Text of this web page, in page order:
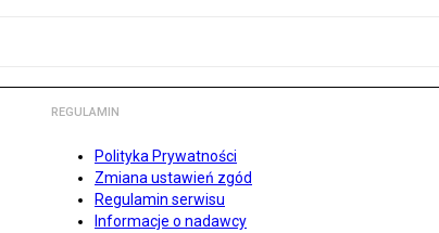
REGULAMIN
Polityka Prywatności
Zmiana ustawień zgód
Regulamin serwisu
Informacje o nadawcy